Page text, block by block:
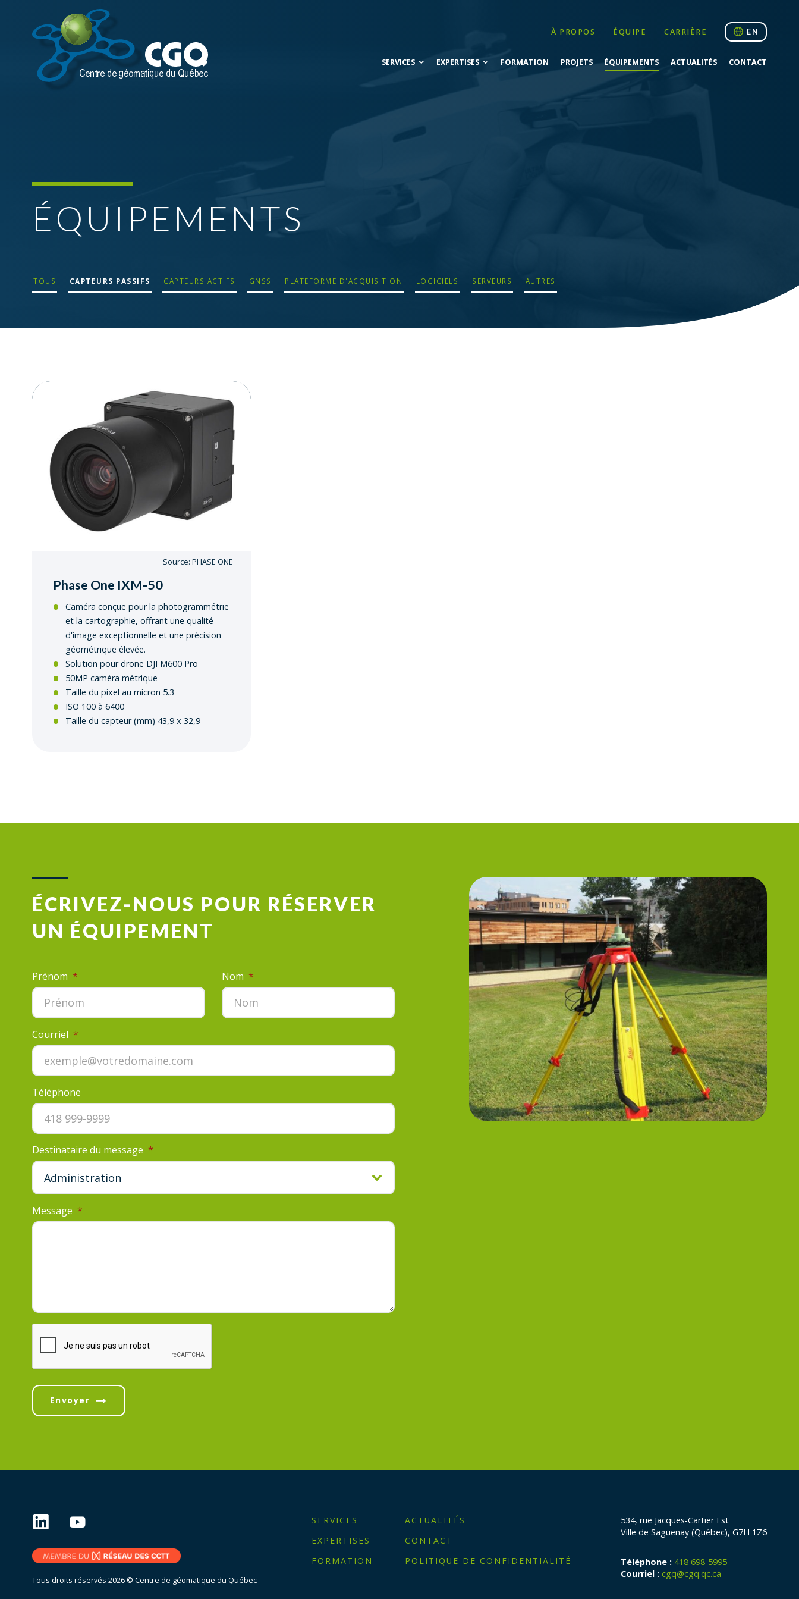
À PROPOS ÉQUIPE CARRIÈRE EN
SERVICES EXPERTISES FORMATION PROJETS ÉQUIPEMENTS ACTUALITÉS CONTACT
ÉQUIPEMENTS
TOUS CAPTEURS PASSIFS CAPTEURS ACTIFS GNSS PLATEFORME D'ACQUISITION LOGICIELS SERVEURS AUTRES
Source: PHASE ONE
Phase One IXM-50
Caméra conçue pour la photogrammétrie
et la cartographie, offrant une qualité
d'image exceptionnelle et une précision
géométrique élevée.
Solution pour drone DJI M600 Pro
50MP caméra métrique
Taille du pixel au micron 5.3
ISO 100 à 6400
Taille du capteur (mm) 43,9 x 32,9
ÉCRIVEZ-NOUS POUR RÉSERVER
UN ÉQUIPEMENT
Prénom * Nom *
Courriel *
Téléphone
Destinataire du message *
Message *
Envoyer
Tous droits réservés 2026 © Centre de géomatique du Québec
SERVICES
EXPERTISES
FORMATION
ACTUALITÉS
CONTACT
POLITIQUE DE CONFIDENTIALITÉ
534, rue Jacques-Cartier Est
Ville de Saguenay (Québec), G7H 1Z6
Téléphone : 418 698-5995
Courriel : cgq@cgq.qc.ca